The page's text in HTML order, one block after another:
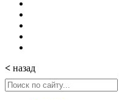
< назад